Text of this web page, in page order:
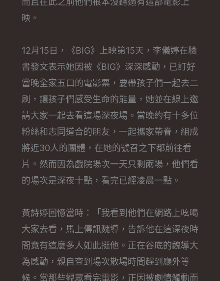
映。
12月15日，《BIG》上映第15天，李儀婷在臉
書發文表示她因被《BIG》深深感動，已訂好
當晚全家五口的電影票，要帶孩子們一起去二
刷，讓孩子們感受生命的能量，她並在線上邀
請大家一起去看這場深夜場。當晚約有十多位
粉絲和志同道合的朋友，一起攜家帶眷，組成
將近30人的團體，在她的號召之下都前往看
片。然而因為戲院場次一天只剩兩場，他們看
的場次是深夜十點，看完已經凌晨一點。
黃詩婷回憶當時：「我看到他們在網路上吆喝
大家去看，馬上傳訊魏導，告訴他在這深夜時
間竟有這麼多人如此挺他。正在谷底的魏導大
為感動，親自查到場次散場時間趕到廳外等
候。當那些觀眾看完電影，正因被劇情觸動而